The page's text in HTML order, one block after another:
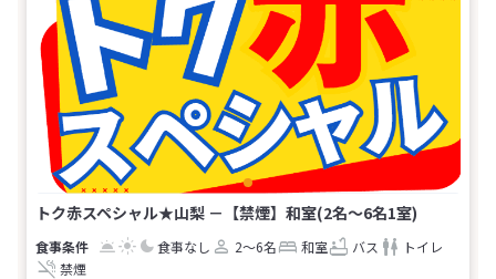
トク赤スペシャル★山梨 －【禁煙】和室(2名～6名1室)
食事なし 2～6名 和室 バス
トイレ
禁煙